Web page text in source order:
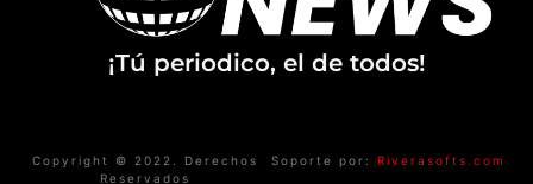
¡Tú periodico, el de todos!
Copyright © 2022. Derechos
Reservados
Soporte por: Riverasofts.com